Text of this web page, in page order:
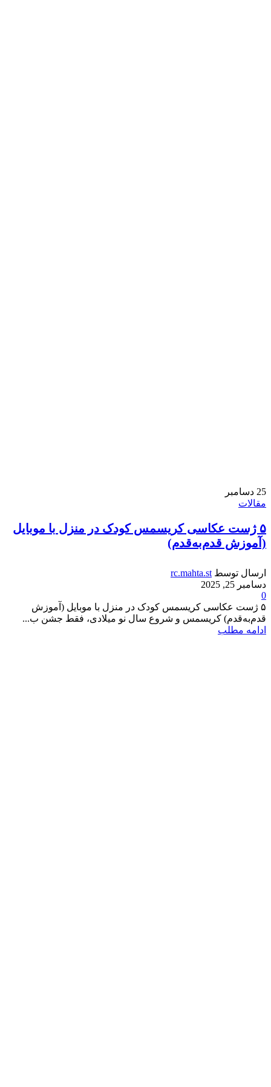
25 دسامبر
مقالات
۵ ژست عکاسی کریسمس کودک در منزل با موبایل
(آموزش قدم‌به‌قدم)
ارسال توسط rc.mahta.st
دسامبر 25, 2025
0
۵ ژست عکاسی کریسمس کودک در منزل با موبایل (آموزش
قدم‌به‌قدم) کریسمس و شروع سال نو میلادی، فقط جشن ب...
ادامه مطلب